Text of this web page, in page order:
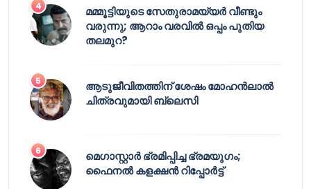
മമ്മൂട്ടിയുടെ സേതുരാമയ്യർ വീണ്ടും
വരുന്നു; ആറാം വരവിൽ ഒപ്പം പുതിയ
തലമുറ?
ആടുജീവിതത്തിന് ശേഷം മോഹൻലാൽ
ചിത്രവുമായി ബ്ലെസി
മെഗാസ്റ്റാർ ഭ്രമിപ്പിച്ച ഭ്രമയുഗം;
ഫൈനൽ കളക്ഷൻ റിപ്പോർട്ട്